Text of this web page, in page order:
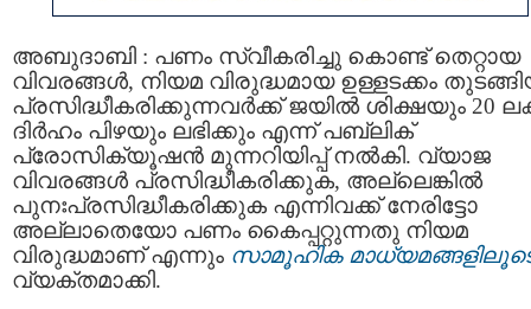
അബുദാബി : പണം സ്വീകരിച്ചു കൊണ്ട് തെറ്റായ
വിവരങ്ങള്‍, നിയമ വിരുദ്ധമായ ഉള്ളടക്കം
പ്രസിദ്ധീകരിക്കുന്നവര്‍ക്ക് ജയിൽ ശിക്ഷയും 20
ദിർഹം പിഴയും ലഭിക്കും എന്ന് പബ്ലിക്
പ്രോസിക്യൂഷൻ മുന്നറിയിപ്പ് നൽകി. വ്യാജ
വിവരങ്ങൾ പ്രസിദ്ധീകരിക്കുക, അല്ലെങ്കില്‍
പുനഃപ്രസിദ്ധീകരിക്കുക എന്നിവക്ക് നേരിട്ടോ
അല്ലാതെയോ പണം കൈപ്പറ്റുന്നതു നിയമ
വിരുദ്ധമാണ് എന്നും സാമൂഹിക
വ്യക്തമാക്കി.